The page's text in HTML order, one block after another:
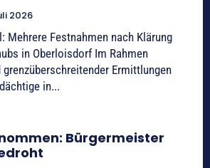
2026
Mehrere Festnahmen nach Klärung
in Oberloisdorf Im Rahmen
Ermittlungen
in...
Bürgermeister